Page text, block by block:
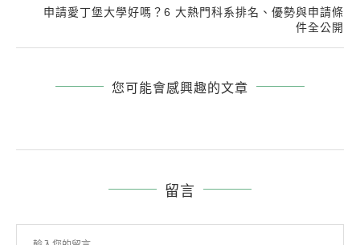
申請愛丁堡大學好嗎？6 大熱門科系排名、優勢與申請條
件全公開
您可能會感興趣的文章
留言